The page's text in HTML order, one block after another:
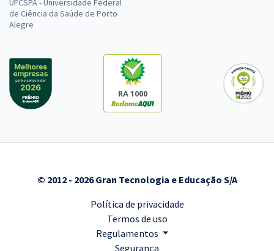
UFCSPA - Universidade Federal
de Ciência da Saúde de Porto
Alegre
RA 1000
© 2012 - 2026 Gran Tecnologia e Educação S/A
Política de privacidade
Termos de uso
Regulamentos
Segurança